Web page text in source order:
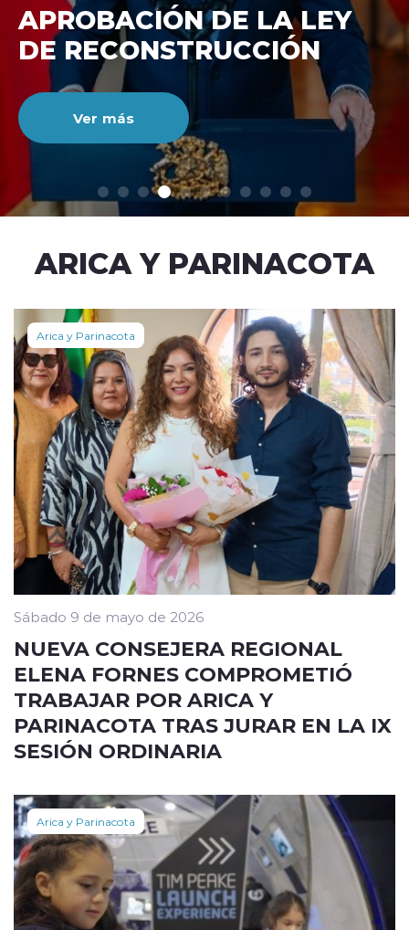
modo claro
DE RECONSTRUCCIÓ
NACIONAL
Ver más
ARICA Y PARINACOTA
Arica y Parinacota
Sábado 9 de mayo de 2026
NUEVA CONSEJERA REGIONAL
ELENA FORNES COMPROMETIÓ
TRABAJAR POR ARICA Y
PARINACOTA TRAS JURAR EN LA IX
SESIÓN ORDINARIA
Arica y Parinacota